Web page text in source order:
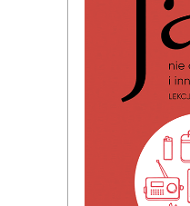
JAK NIE
INNYM
Premiera
49.99